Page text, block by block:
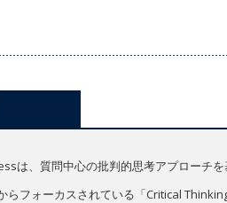
は、質問中心の批判的思考アプローチ
らフォーカスされている「Critical